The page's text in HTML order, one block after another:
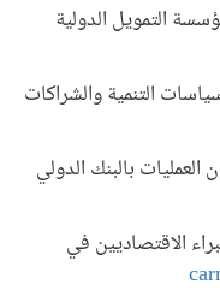
التمويل الدولية
التنمية والشراكات
بالبنك الدولي
الاقتصاديين في